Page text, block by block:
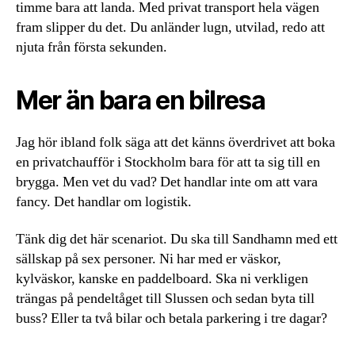
timme bara att landa. Med privat transport hela vägen
fram slipper du det. Du anländer lugn, utvilad, redo att
njuta från första sekunden.
Mer än bara en bilresa
Jag hör ibland folk säga att det känns överdrivet att boka
en privatchaufför i Stockholm bara för att ta sig till en
brygga. Men vet du vad? Det handlar inte om att vara
fancy. Det handlar om logistik.
Tänk dig det här scenariot. Du ska till Sandhamn med ett
sällskap på sex personer. Ni har med er väskor,
kylväskor, kanske en paddelboard. Ska ni verkligen
trängas på pendeltåget till Slussen och sedan byta till
buss? Eller ta två bilar och betala parkering i tre dagar?